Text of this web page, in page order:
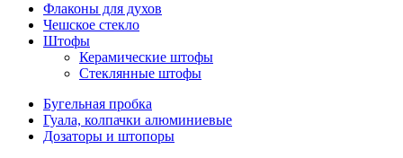
Флаконы для духов
Чешское стекло
Штофы
Керамические штофы
Стеклянные штофы
Бугельная пробка
Гуала, колпачки алюминиевые
Дозаторы и штопоры